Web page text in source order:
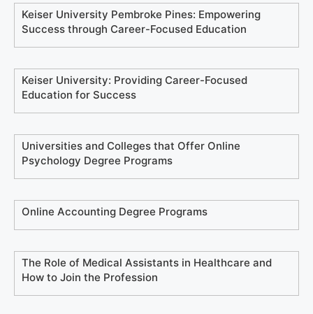
Keiser University Pembroke Pines: Empowering
Success through Career-Focused Education
Keiser University: Providing Career-Focused
Education for Success
Universities and Colleges that Offer Online
Psychology Degree Programs
Online Accounting Degree Programs
The Role of Medical Assistants in Healthcare and
How to Join the Profession